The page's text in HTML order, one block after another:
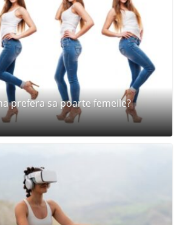
prefera sa poarte femeile?